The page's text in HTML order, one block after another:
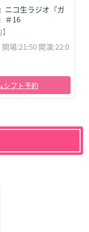
ニコ生ラジオ『ガ
＃16
場:21:50 開演:22:0
シフト予約